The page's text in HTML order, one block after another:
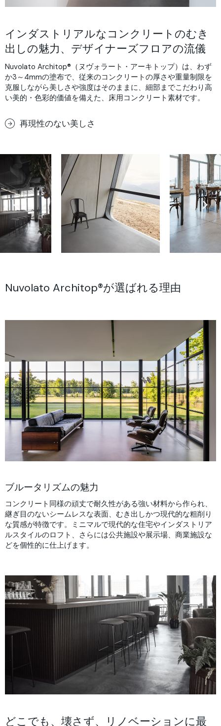
インダストリアルなコンクリートのむき
出しの魅力、デザイナーズフロアの流儀
Nuvolato Architop®（ヌヴォラート・アーキトップ）は、わず
か3～4mmの塗布で、従来のコンクリートの厚さや重量制限を
克服しながら美しさや強度はそのままに、細部までこだわり高
い美的・色彩的価値を備えた、床用コンクリート素材です。
再現性のない美しさ
Nuvolato Architop®が選ばれる理由
ブルータリズムの魅力
コンクリート同様の頑丈で耐久性がある強い材料から作られ、
継ぎ目のないシームレスな表面、むき出しかつ現代的な粗削り
な質感が特徴です。ミニマルで現代的な住宅やインダストリア
ルスタイルのロフト、さらには公共施設や展示場、商業施設な
どを個性的に仕上げます。
どこでも、壊さず、リノベーションに最